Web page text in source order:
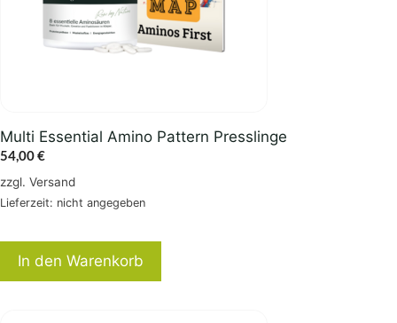
Multi Essential Amino Pattern Presslinge
54,00€
zzgl. Versand
Lieferzeit: nicht angegeben
In den Warenkorb